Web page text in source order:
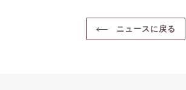
ニュースに戻る